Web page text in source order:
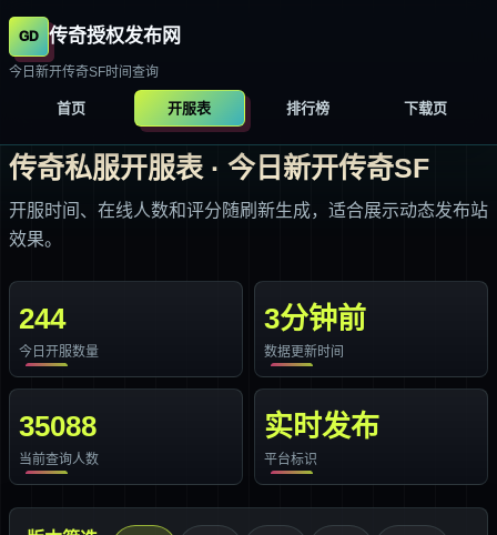
传奇授权发布网
今日新开传奇SF时间查询
首页 开服表 排行榜 下载页
传奇私服开服表 · 今日新开传奇SF
开服时间、在线人数和评分随刷新生成，适合展示动态发布站
效果。
244
今日开服数量
3分钟前
数据更新时间
35088
当前查询人数
实时发布
平台标识